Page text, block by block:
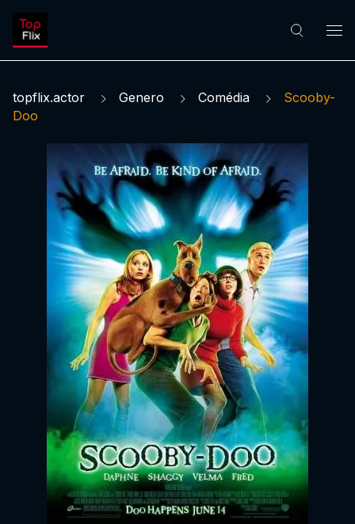
topflix.actor Genero Comédia
Scooby-
Doo